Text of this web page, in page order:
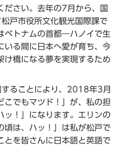
ださい。去年の7月から、国
戸市役所文化観光国際課で
ベトナムの首都―ハノイで生
いる間に日本へ愛が育ち、今
け橋になる夢を実現するため
することにより、2018年3月
こでもマツド！」が、私の担
ッ！」になります。エリンの
頃は、ハッ！」は私が松戸で
とを皆さんに日本語と英語で